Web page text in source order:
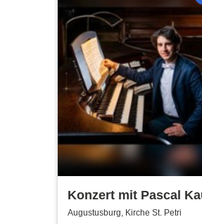
Konzert mit Pascal
- Herbstgold
Augustusburg, Kirche St. Petri